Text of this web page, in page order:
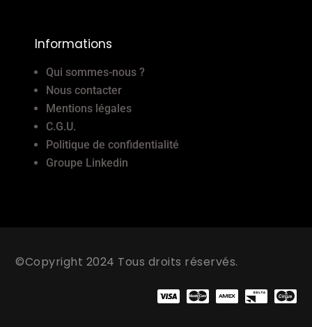
Informations
Qui sommes-nous ?
Nous contacter
Mentions légales
C.G.U.
Politique de confidentialité
Groupe Linkedin
©Copyright 2024 Tous droits réservés.